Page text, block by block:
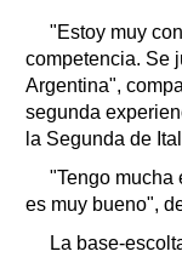
"Estoy muy
competencia. Se
Argentina",
segunda
la Segunda de
"Tengo mucha
es muy bueno",
La base-